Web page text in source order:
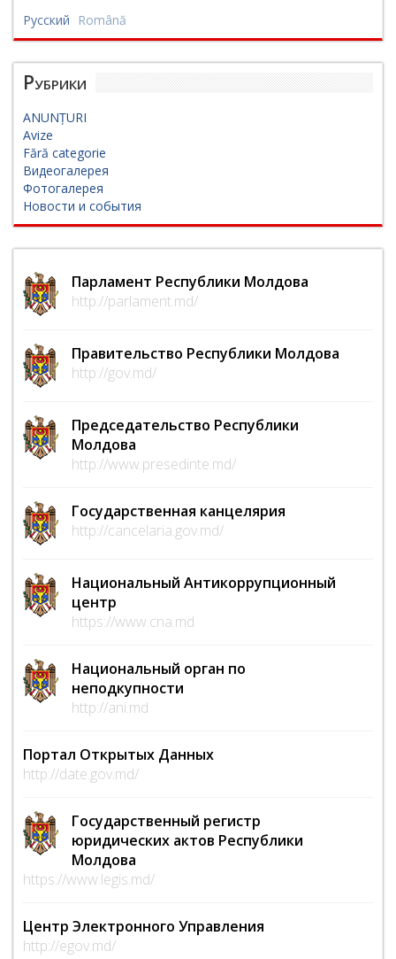
Русский Română
Рубрики
ANUNȚURI
Avize
Fără categorie
Видеогалерея
Фотогалерея
Новости и события
Парламент Республики Молдова
http://parlament.md/
Правительство Республики Молдова
http://gov.md/
Председательство Республики
Молдова
http://www.presedinte.md/
Государственная канцелярия
http://cancelaria.gov.md/
Национальный Антикоррупционный
центр
https://www.cna.md
Национальный орган по
неподкупности
http://ani.md
Портал Открытых Данных
http://date.gov.md/
Государственный регистр
юридических актов Республики
Молдова
https://www.legis.md/
Центр Электронного Управления
http://egov.md/